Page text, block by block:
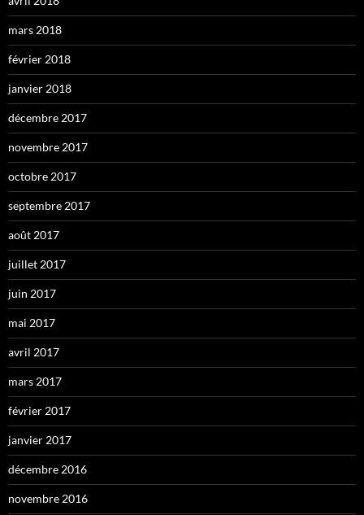
mars 2018
février 2018
janvier 2018
décembre 2017
novembre 2017
octobre 2017
septembre 2017
août 2017
juillet 2017
juin 2017
mai 2017
avril 2017
mars 2017
février 2017
janvier 2017
décembre 2016
novembre 2016